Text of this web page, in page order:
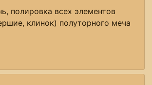
полировка всех элементов
клинок) полуторного меча